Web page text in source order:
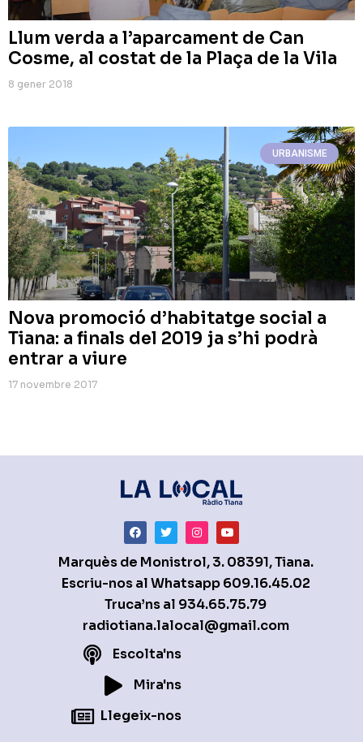
Llum verda a l’aparcament de Can
Cosme, al costat de la Plaça de la Vila
8 gener 2018
URBANISME
Nova promoció d’habitatge social a
Tiana: a finals del 2019 ja s’hi podrà
entrar a viure
17 novembre 2017
Marquès de Monistrol, 3. 08391, Tiana.
Escriu-nos al Whatsapp609.16.45.02
Truca’ns al 934.65.75.79
radiotiana.lalocal@gmail.com
Escolta'ns
Mira'ns
Llegeix-nos